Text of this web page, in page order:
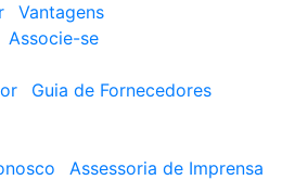
Vantagens
Associe-se
Guia de Fornecedores
Assessoria de Imprensa